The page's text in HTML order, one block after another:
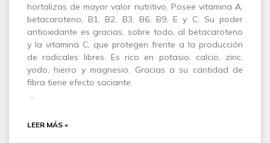
hortalizas de mayor valor nutritivo. Posee vitamina A,
betacaroteno, B1, B2, B3, B6, B9, E y C. Su poder
antioxidante es gracias, sobre todo, al betacaroteno
y la vitamina C, que protegen frente a la producción
de radicales libres. Es rico en potasio, calcio, zinc,
yodo, hierro y magnesio. Gracias a su cantidad de
fibra tiene efecto saciante.
LEER MÁS »